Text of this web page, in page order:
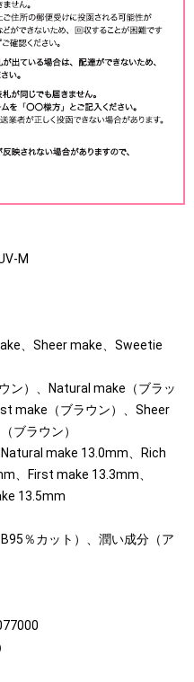
M
、Sheer make、Sweetie
ン）、Natural make（ブラッ
make（ブラウン）、Sheer
ブラウン）
make 13.0mm、Rich
、First make 13.3mm、
13.5mm
％カット）、潤い成分（ア